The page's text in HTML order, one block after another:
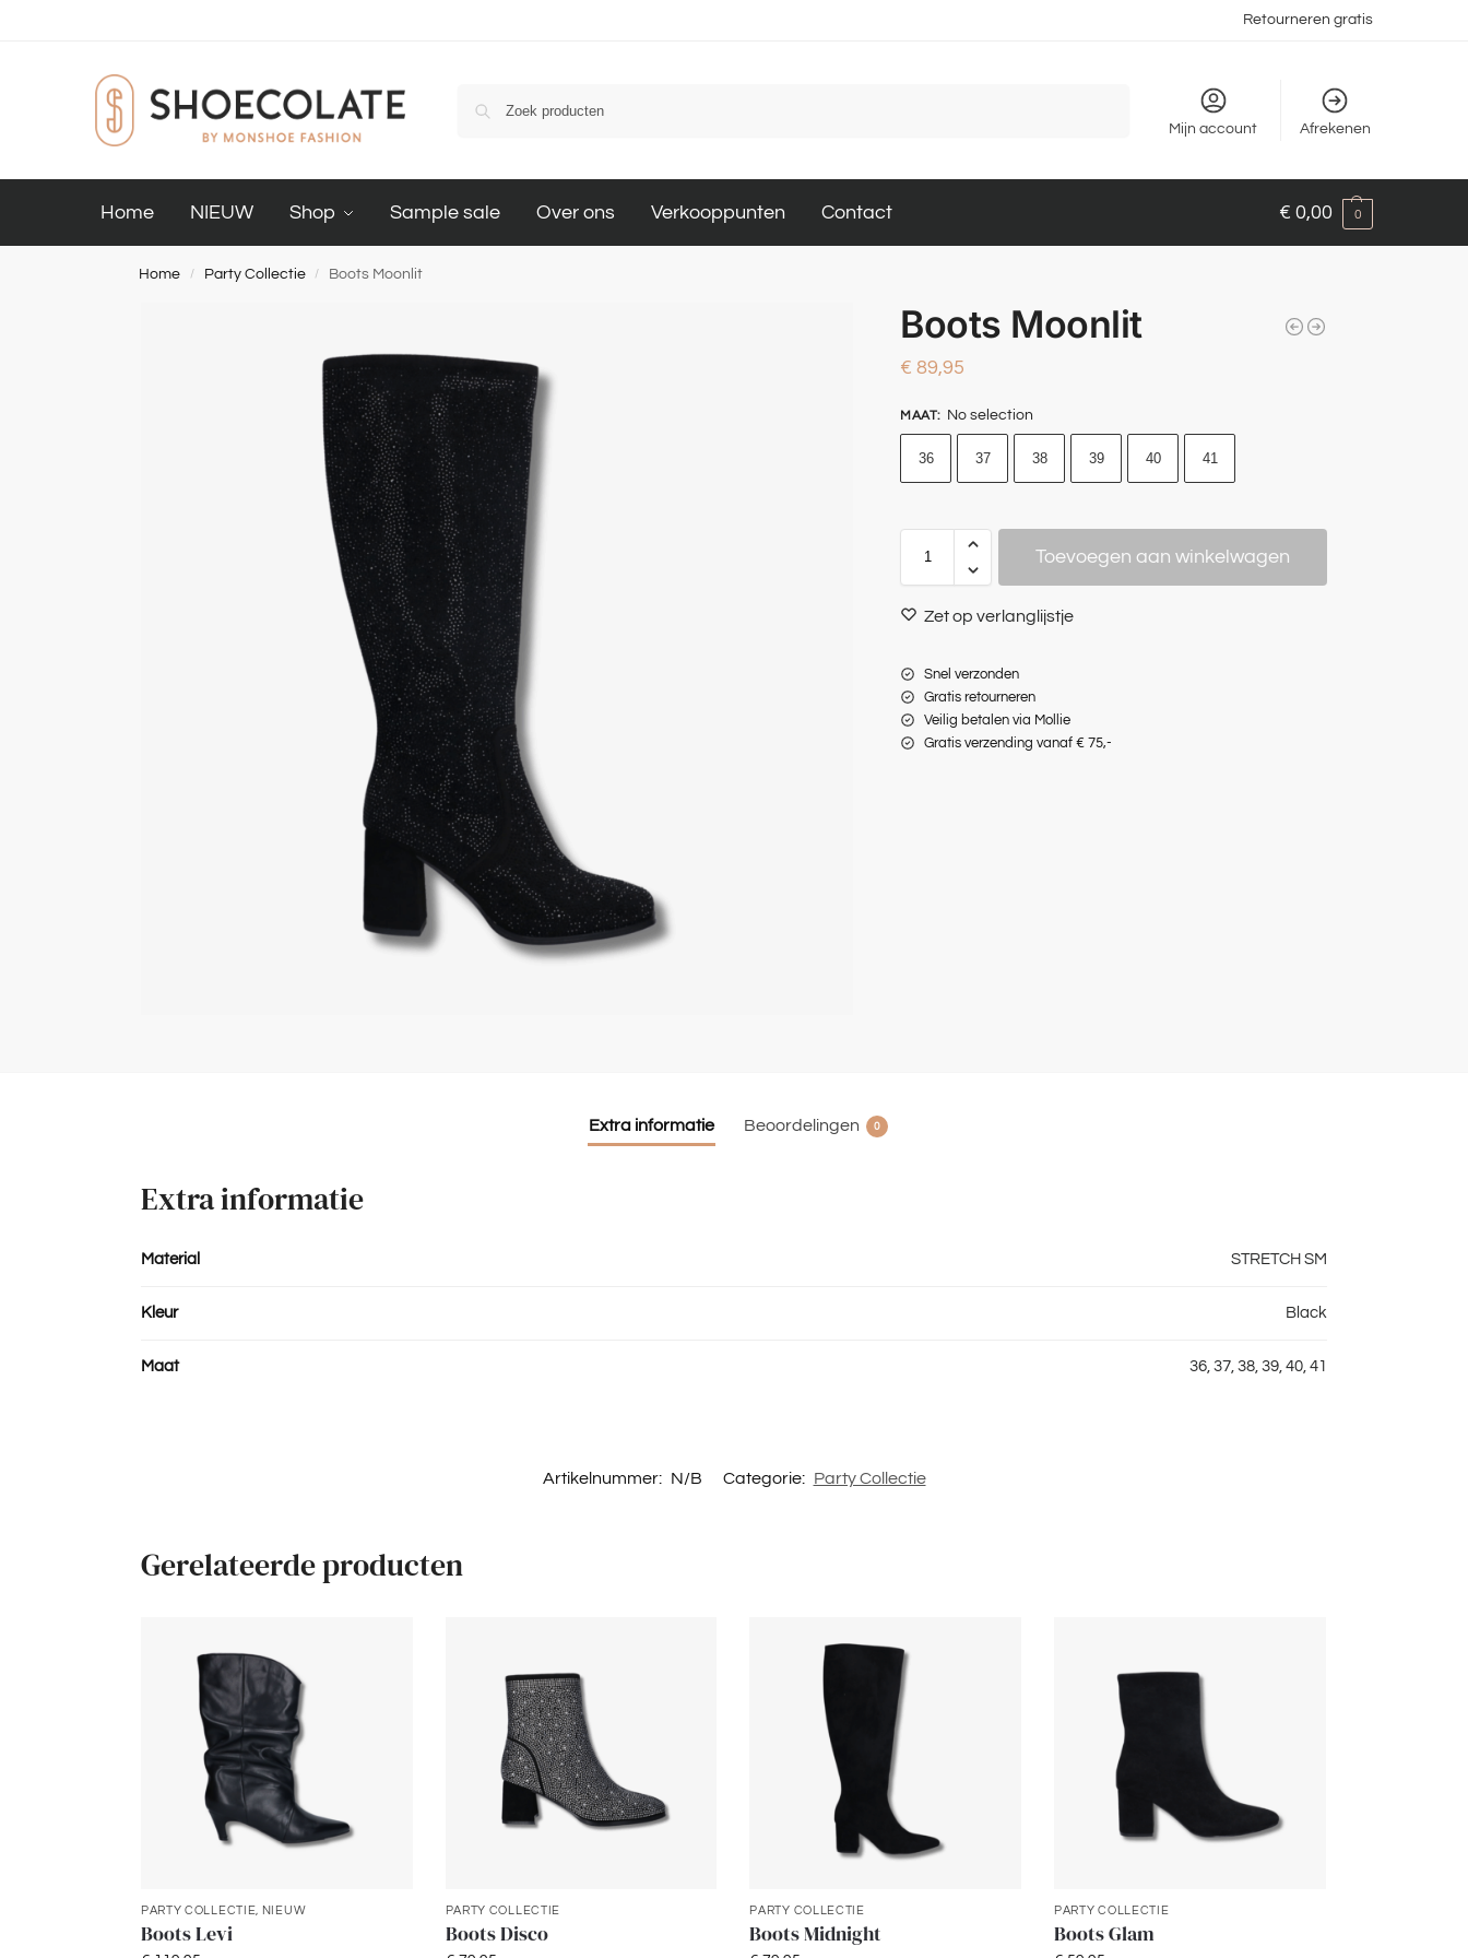
Retourneren gratis
Mijn account Afrekenen
Home NIEUW Shop Sample sale Over ons Verkooppunten Contact € 0,00 0
Home / Party Collectie / Boots Moonlit
Boots Moonlit
€ 89,95
MAAT: No selection
36 37 38 39 40 41
Toevoegen aan winkelwagen
Zet op verlanglijstje
Snel verzonden
Gratis retourneren
Veilig betalen via Mollie
Gratis verzending vanaf € 75,-
Extra informatie Beoordelingen 0
Extra informatie
Material STRETCH SM
Kleur Black
Maat 36, 37, 38, 39, 40, 41
Artikelnummer: N/B Categorie: Party Collectie
Gerelateerde producten
PARTY COLLECTIE, NIEUW
Boots Levi
PARTY COLLECTIE
Boots Disco
PARTY COLLECTIE
Boots Midnight
PARTY COLLECTIE
Boots Glam